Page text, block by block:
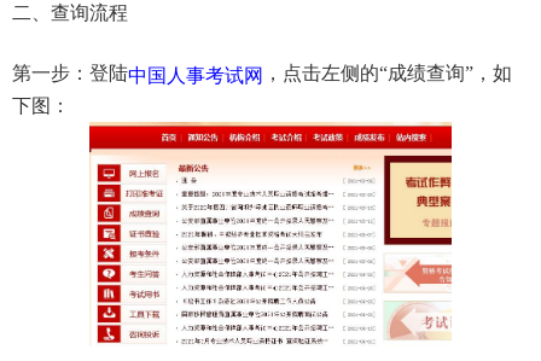
二、查询流程
第一步：登陆中国人事考试网 ，点击左侧的“成绩查询”，如
下图：